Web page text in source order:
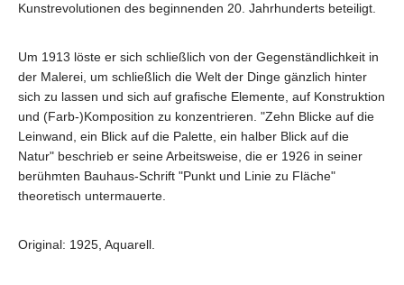
Kunstrevolutionen des beginnenden 20. Jahrhunderts beteiligt.
Um 1913 löste er sich schließlich von der Gegenständlichkeit in
der Malerei, um schließlich die Welt der Dinge gänzlich hinter
sich zu lassen und sich auf grafische Elemente, auf Konstruktion
und (Farb-)Komposition zu konzentrieren. "Zehn Blicke auf die
Leinwand, ein Blick auf die Palette, ein halber Blick auf die
Natur" beschrieb er seine Arbeitsweise, die er 1926 in seiner
berühmten Bauhaus-Schrift "Punkt und Linie zu Fläche"
theoretisch untermauerte.
Original: 1925, Aquarell.